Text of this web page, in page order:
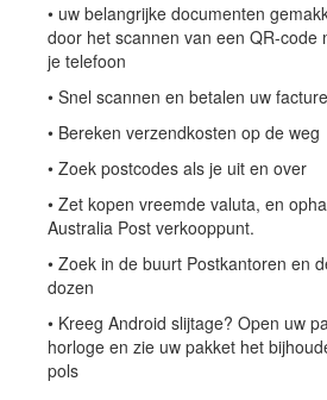
• uw belangrijke documenten
door het scannen van een QR-code
je telefoon
• Snel scannen en betalen uw
• Bereken verzendkosten op de weg
• Zoek postcodes als je uit en over
• Zet kopen vreemde valuta, en
Australia Post verkooppunt.
• Zoek in de buurt Postkantoren en
dozen
• Kreeg Android slijtage? Open uw
horloge en zie uw pakket het
pols